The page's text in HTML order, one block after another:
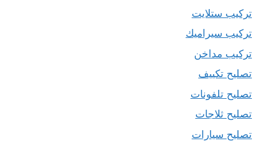
تركيب ستلايت
تركيب سيراميك
تركيب مداخن
تصليح تكييف
تصليح تلفونات
تصليح ثلاجات
تصليح سيارات